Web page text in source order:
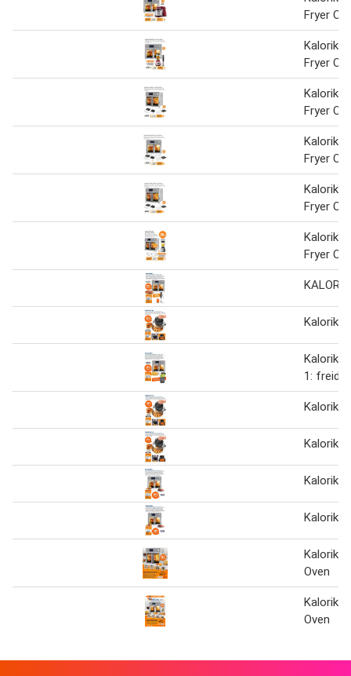
Fryer
Kalorik
Fryer
Kalorik
Fryer
Kalorik
Fryer
Kalorik
Fryer
Kalorik
Fryer
Kalorik
Kalorik
1:
Kalorik
Kalorik
Kalorik
Kalorik
Kalorik
Oven
Kalorik
Oven